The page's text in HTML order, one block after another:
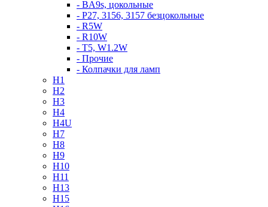
- BA9s, цокольные
- P27, 3156, 3157 безцокольные
- R5W
- R10W
- T5, W1.2W
- Прочие
- Колпачки для ламп
H1
H2
H3
H4
H4U
H7
H8
H9
H10
H11
H13
H15